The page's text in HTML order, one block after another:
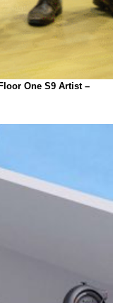
tùy chỉnh
mượt mà và dễ sử
hoạt hình…
bạn tự do sáng
phục hoặc buổi
One S9 Artist –